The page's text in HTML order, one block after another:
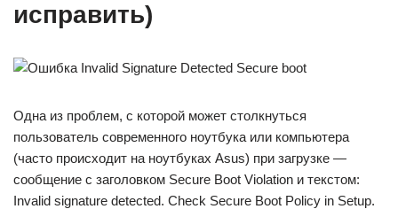
исправить)
Одна из проблем, с которой может столкнуться
пользователь современного ноутбука или компьютера
(часто происходит на ноутбуках Asus) при загрузке —
сообщение с заголовком Secure Boot Violation и текстом:
Invalid signature detected. Check Secure Boot Policy in Setup.